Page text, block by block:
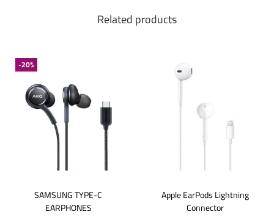
Related products
-20%
SAMSUNG TYPE-C
EARPHONES
Apple EarPods Lightning
Connector